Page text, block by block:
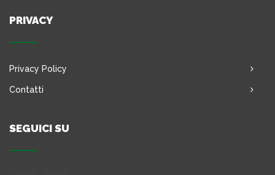
PRIVACY
Privacy Policy
Contatti
SEGUICI SU